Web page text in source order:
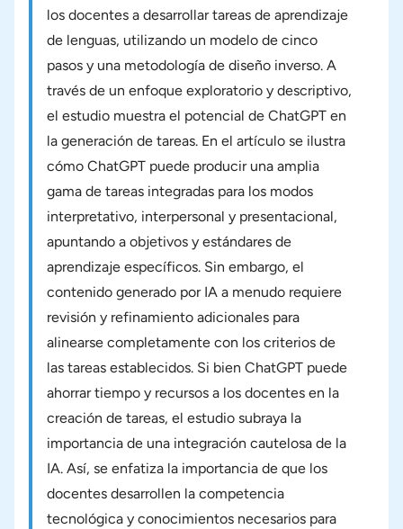
los docentes a desarrollar tareas de aprendizaje
de lenguas, utilizando un modelo de cinco
pasos y una metodología de diseño inverso. A
través de un enfoque exploratorio y descriptivo,
el estudio muestra el potencial de ChatGPT en
la generación de tareas. En el artículo se ilustra
cómo ChatGPT puede producir una amplia
gama de tareas integradas para los modos
interpretativo, interpersonal y presentacional,
apuntando a objetivos y estándares de
aprendizaje específicos. Sin embargo, el
contenido generado por IA a menudo requiere
revisión y refinamiento adicionales para
alinearse completamente con los criterios de
las tareas establecidos. Si bien ChatGPT puede
ahorrar tiempo y recursos a los docentes en la
creación de tareas, el estudio subraya la
importancia de una integración cautelosa de la
IA. Así, se enfatiza la importancia de que los
docentes desarrollen la competencia
tecnológica y conocimientos necesarios para